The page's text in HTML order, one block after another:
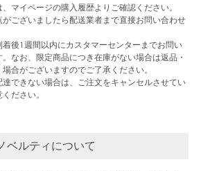
マイページの購入履歴よりご確認ください。
がございましたら配送業者まで直接お問い合わせ
着後1週間以内にカスタマーセンターまでお問い
なお、限定商品につき在庫がない場合は返品・
合がございますのでご了承ください。
達できない場合は、ご注文をキャンセルさせてい
ださい。
ベルティについて